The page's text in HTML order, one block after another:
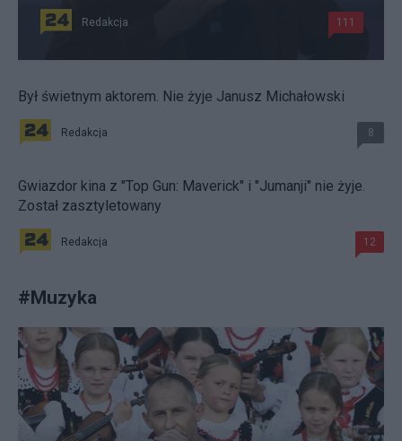
Redakcja 111
Był świetnym aktorem. Nie żyje Janusz Michałowski
Redakcja 8
Gwiazdor kina z "Top Gun: Maverick" i "Jumanji" nie żyje.
Został zasztyletowany
Redakcja 12
#Muzyka